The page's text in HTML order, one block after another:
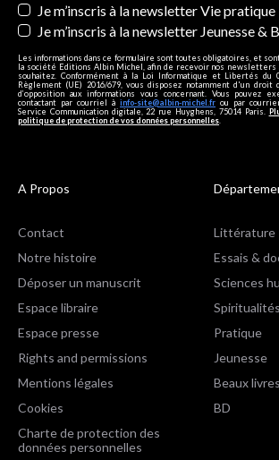
Je m’inscris à la newsletter Vie pratique
Je m’inscris à la newsletter Jeunesse &
Les informations dans ce formulaire sont toutes obligatoires, et
la société Editions Albin Michel, afin de recevoir nos newsletters
souhaitez. Conformément à la Loi Informatique et Libertés du
Règlement (UE) 2016/679, vous disposez notamment d'un
d’opposition aux informations vous concernant. Vous pouvez
contactant par courriel à info-site@albin-michel.fr ou par
Service Communication digitale, 22 rue Huyghens, 75014 Paris.
politique de protection de vos données personnelles
A Propos
Contact
Notre histoire
Déposer un manuscrit
Espace libraire
Espace presse
Rights and permissions
Mentions légales
Cookies
Charte de protection des
données personnelles
Littérature
Essais &
Sciences
Spiritualités
Pratique
Jeunesse
Beaux livres
BD